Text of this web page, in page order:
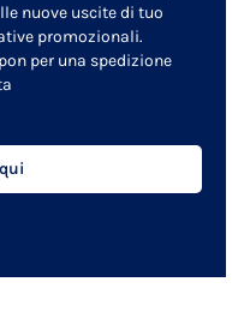
nuove uscite di tuo
promozionali.
per una spedizione